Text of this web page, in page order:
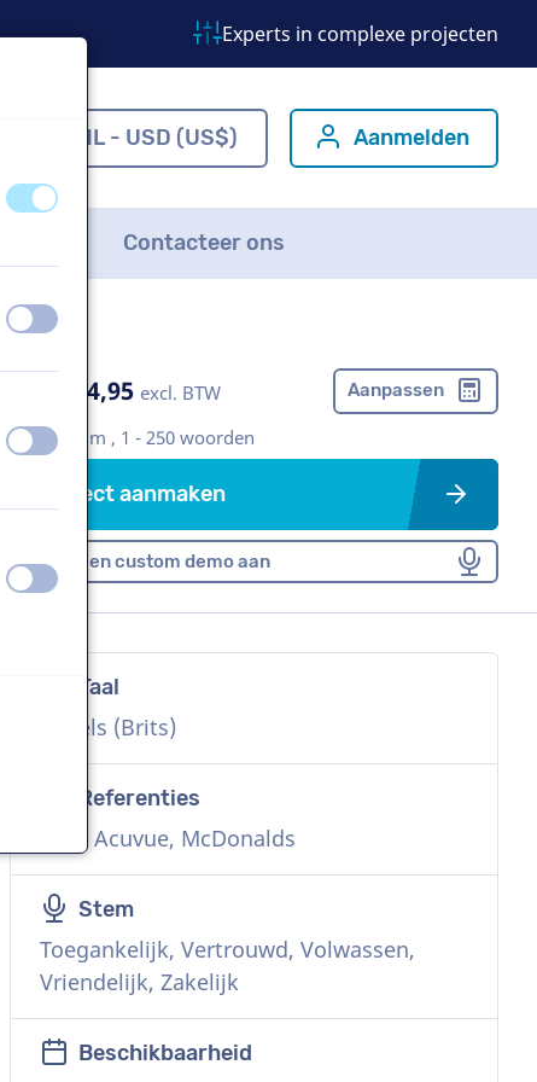
Experts in complexe projecten
NL - USD (US$) Aanmelden
Contacteer ons
US$ 304,95 excl. BTW Aanpassen
Bedrijfsfilm , 1 - 250 woorden
Project aanmaken
Vraag een custom demo aan
Taal
Engels (Brits)
Referenties
BBC, Acuvue, McDonalds
Stem
Toegankelijk, Vertrouwd, Volwassen,
Vriendelijk, Zakelijk
Beschikbaarheid
uit aan
uit aan
uit aan
uit aan